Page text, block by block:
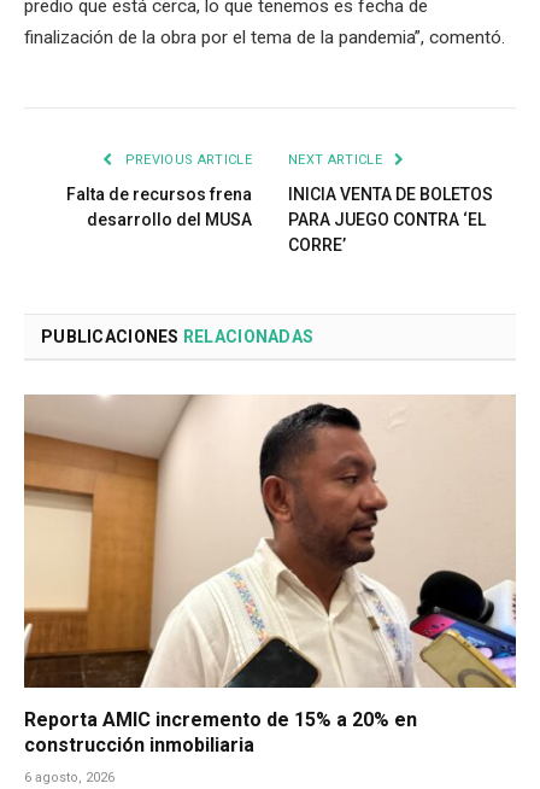
predio que está cerca, lo que tenemos es fecha de
finalización de la obra por el tema de la pandemia”, comentó.
PREVIOUS ARTICLE
Falta de recursos frena
desarrollo del MUSA
NEXT ARTICLE
INICIA VENTA DE BOLETOS
PARA JUEGO CONTRA ‘EL
CORRE’
PUBLICACIONES RELACIONADAS
Reporta AMIC incremento de 15% a 20% en
construcción inmobiliaria
6 agosto, 2026